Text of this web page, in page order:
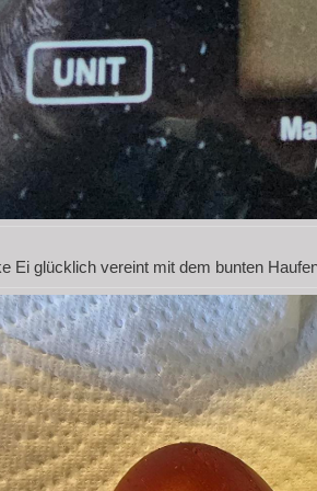
Ei glücklich vereint mit dem bunten